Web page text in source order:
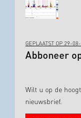
GEPLAATST OP 29-
Abboneer
Wilt u op de
nieuwsbrief.